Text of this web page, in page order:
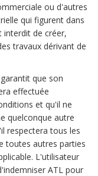
ou d'autres
qui figurent dans
interdit de créer,
travaux dérivant de
que son
effectuée
et qu'il ne
quelconque autre
respectera tous les
toutes autres parties
L'utilisateur
ATL pour